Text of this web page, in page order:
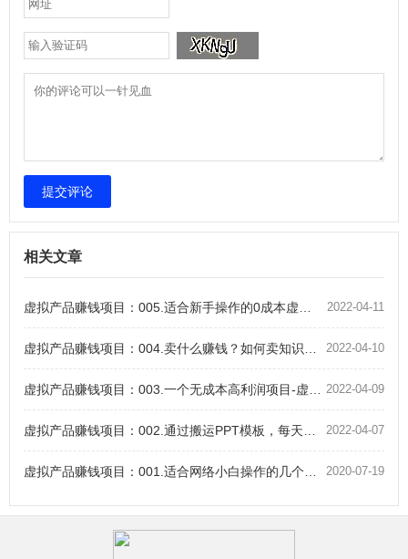
提交评论
相关文章
2022-04-11
虚拟产品赚钱项目：005.适合新手操作的0成本虚拟产品赚钱项目
2022-04-10
虚拟产品赚钱项目：004.卖什么赚钱？如何卖知识虚拟产品赚钱？
2022-04-09
虚拟产品赚钱项目：003.一个无成本高利润项目-虚拟产品赚钱项目实操
2022-04-07
虚拟产品赚钱项目：002.通过搬运PPT模板，每天多赚100+
2020-07-19
虚拟产品赚钱项目：001.适合网络小白操作的几个虚拟资源网赚项目